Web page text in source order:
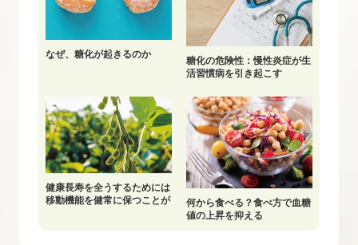
なぜ、糖化が起きるのか
糖化の危険性：慢性炎症が生
活習慣病を引き起こす
健康長寿を全うするためには
移動機能を健常に保つことが
何から食べる？食べ方で血糖
値の上昇を抑える